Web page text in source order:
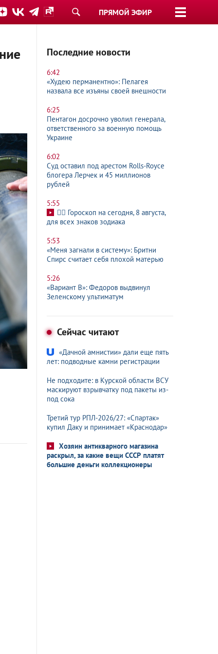
ПРЯМОЙ ЭФИР
Последние новости
6:42
«Худею перманентно»: Пелагея
назвала все изъяны своей внешности
6:25
Пентагон досрочно уволил генерала,
ответственного за военную помощь
Украине
6:02
Суд оставил под арестом Rolls-Royce
блогера Лерчек и 45 миллионов
рублей
5:55
🧙‍♀ Гороскоп на сегодня, 8 августа,
для всех знаков зодиака
5:53
«Меня загнали в систему»: Бритни
Спирс считает себя плохой матерью
5:26
«Вариант B»: Федоров выдвинул
Зеленскому ультиматум
Сейчас читают
«Дачной амнистии» дали еще пять
лет: подводные камни регистрации
Не подходите: в Курской области ВСУ
маскируют взрывчатку под пакеты из-
под сока
Третий тур РПЛ-2026/27: «Спартак»
купил Даку и принимает «Краснодар»
Хозяин антикварного магазина
раскрыл, за какие вещи СССР платят
большие деньги коллекционеры